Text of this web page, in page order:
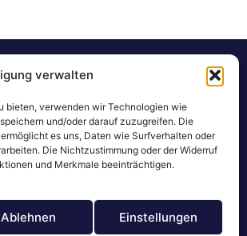
verwalten
bieten, verwenden wir Technologien wie
und/oder darauf zuzugreifen. Die
es uns, Daten wie Surfverhalten oder
Die Nichtzustimmung oder der Widerruf
und Merkmale beeinträchtigen.
Ablehnen Einstellungen